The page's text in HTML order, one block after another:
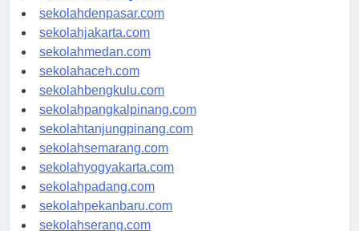
sekolahbandung.com
sekolahdenpasar.com
sekolahjakarta.com
sekolahmedan.com
sekolahaceh.com
sekolahbengkulu.com
sekolahpangkalpinang.com
sekolahtanjungpinang.com
sekolahsemarang.com
sekolahyogyakarta.com
sekolahpadang.com
sekolahpekanbaru.com